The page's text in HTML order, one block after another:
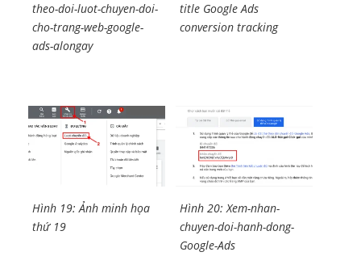
theo-doi-luot-chuyen-doi-
cho-trang-web-google-
ads-alongay
title Google Ads
conversion tracking
Hình 19: Ảnh minh họa
thứ 19
Hình 20: Xem-nhan-
chuyen-doi-hanh-dong-
Google-Ads